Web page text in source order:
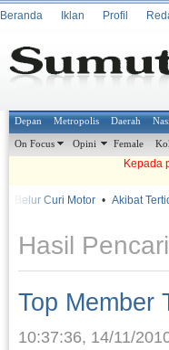
Beranda Iklan Profil
Depan Metropolis Daerah
On Focus Opini Female
Kepada
Belur Curi Motor • Akibat
Hasil
Top Member
10:37:36, 14/11/